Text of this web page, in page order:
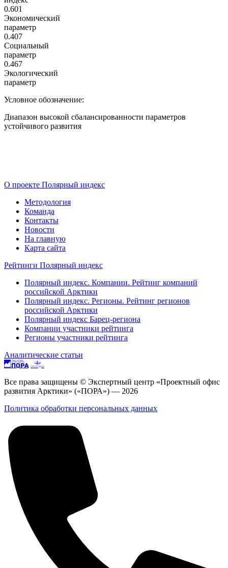
0.601
Экономический
параметр
0.407
Социальный
параметр
0.467
Экологический
параметр
Условное обозначение:
Диапазон высокой сбалансированности параметров
устойчивого развития
О проекте Полярный индекс
Методология
Команда
Контакты
Новости
На главную
Карта сайта
Рейтинги Полярный индекс
Полярный индекс. Компании. Рейтинг компаний
российской Арктики
Полярный индекс. Регионы. Рейтинг регионов
российской Арктики
Полярный индекс Барец-региона
Компании участники рейтинга
Регионы участники рейтинга
Аналитические статьи
Все права защищены © Экспертный центр «Проектный офис
развития Арктики» («ПОРА») — 2026
Политика обработки персональных данных